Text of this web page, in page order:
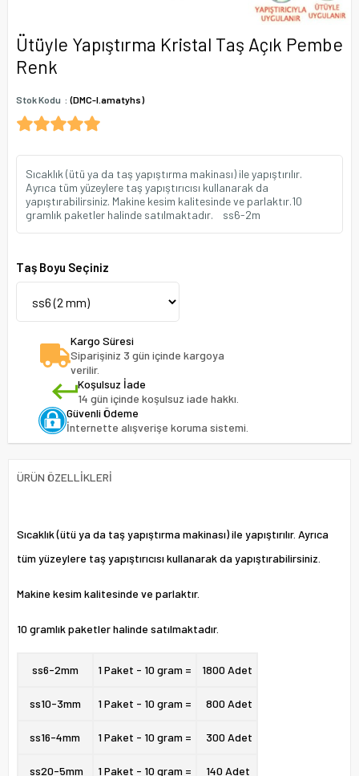
Ütüyle Yapıştırma Kristal Taş Açık Pembe
Renk
Stok Kodu (DMC-l.amatyhs)
Sıcaklık (ütü ya da taş yapıştırma makinası) ile yapıştırılır.
Ayrıca tüm yüzeylere taş yapıştırıcısı kullanarak da
yapıştırabilirsiniz. Makine kesim kalitesinde ve parlaktır.10
gramlık paketler halinde satılmaktadır. ss6-2m
Taş Boyu Seçiniz
Kargo Süresi
Siparişiniz 3 gün içinde kargoya
verilir.
Koşulsuz İade
14 gün içinde koşulsuz iade hakkı.
Güvenli Ödeme
İnternette alışverişe koruma sistemi.
ÜRÜN ÖZELLIKLERI
Sıcaklık (ütü ya da taş yapıştırma makinası) ile yapıştırılır. Ayrıca
tüm yüzeylere taş yapıştırıcısı kullanarak da yapıştırabilirsiniz.
Makine kesim kalitesinde ve parlaktır.
10 gramlık paketler halinde satılmaktadır.
ss6-2mm 1 Paket - 10 gram = 1800 Adet
ss10-3mm 1 Paket - 10 gram = 800 Adet
ss16-4mm 1 Paket - 10 gram = 300 Adet
ss20-5mm 1 Paket - 10 gram = 140 Adet